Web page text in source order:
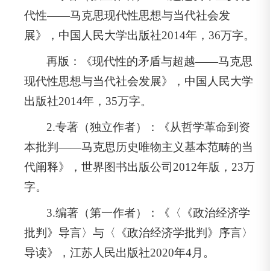
代性——马克思现代性思想与当代社会发
展》，中国人民大学出版社2014年，36万字。
再版：《现代性的矛盾与超越——马克思
现代性思想与当代社会发展》，中国人民大学
出版社2014年，35万字。
2.专著（独立作者）：《从哲学革命到资
本批判——马克思历史唯物主义基本范畴的当
代阐释》，世界图书出版公司2012年版，23万
字。
3.编著（第一作者）：《〈《政治经济学
批判》导言〉与〈《政治经济学批判》序言〉
导读》，江苏人民出版社2020年4月。